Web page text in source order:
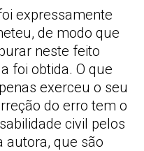
expressamente
de modo que
neste feito
foi obtida. O que
exerceu o seu
do erro tem o
civil pelos
autora, que são